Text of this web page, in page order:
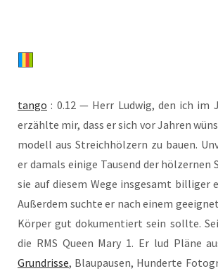
tan­go : 0.12 — Herr Lud­wig, den ich im
erzähl­te mir, dass er sich vor Jah­ren
mo­dell aus Streich­höl­zern zu bau­en.
er damals eini­ge Tau­send der höl­zer­nen
sie auf die­sem Wege ins­ge­samt bil­li­ger
Außer­dem such­te er nach einem
Kör­per gut doku­men­tiert sein soll­te.
die RMS Queen Mary 1. Er lud Plä­ne
Grund­ris­se, Blau­pau­sen, Hun­der­te